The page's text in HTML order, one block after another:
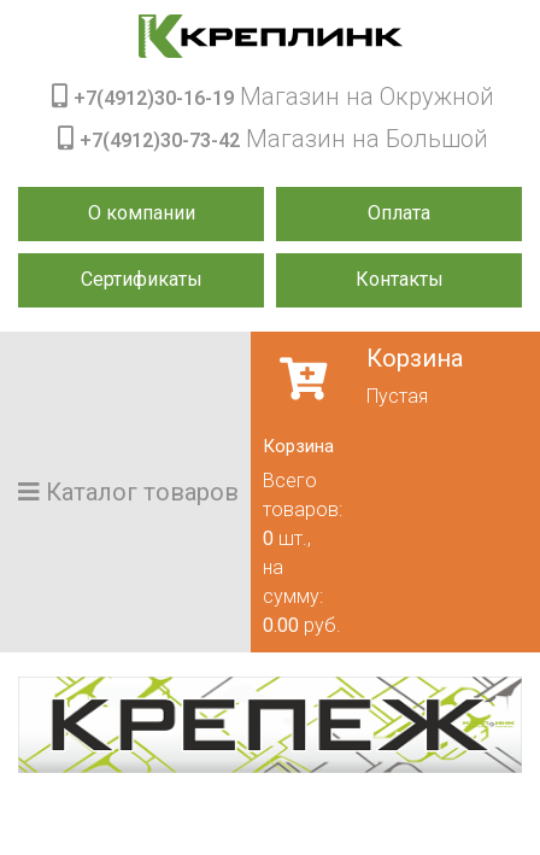
О компании Оплата
Сертификаты Контакты
+7(4912)30-16-19 Магазин на Окружной
+7(4912)30-73-42 Магазин на Большой
Каталог товаров
Корзина
Пустая
Корзина
Всего
товаров:
0 шт.,
на
сумму:
0.00 руб.